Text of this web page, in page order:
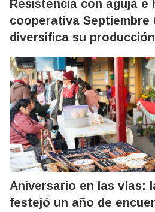
Resistencia con aguja e
cooperativa Septiembre
diversifica su producción
Aniversario en las vías:
festejó un año de